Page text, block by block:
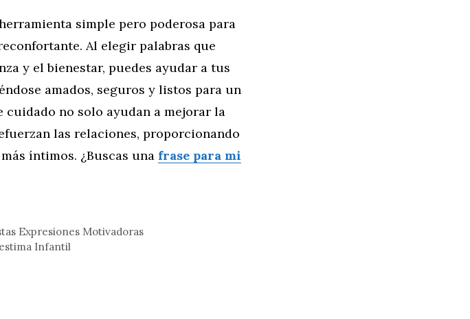
simple pero poderosa para
Al elegir palabras que
y el bienestar, puedes ayudar a tus
amados, seguros y listos para un
cuidado no solo ayudan a mejorar la
las relaciones, proporcionando
íntimos. ¿Buscas una frase para mi
Expresiones Motivadoras
Infantil